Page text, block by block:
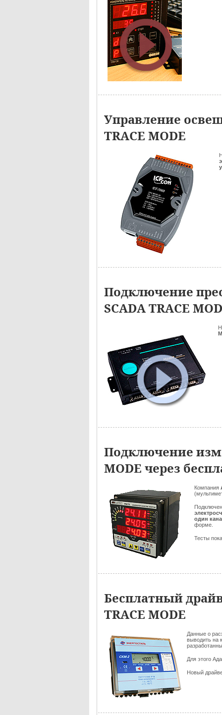
Управление
TRACE MODE
Подключение
SCADA TRACE
Подключение
MODE через
Компания
один
форме.
Тесты
Бесплатный
TRACE MODE
Данные о
выводить на
Для этого
Новый